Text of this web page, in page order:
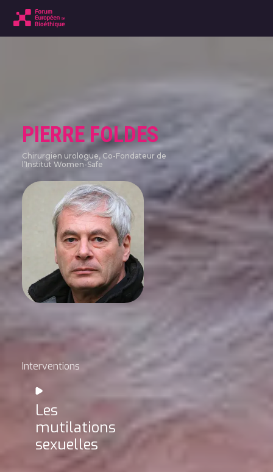
PIERRE FOLDES
Chirurgien urologue, Co-Fondateur de
l’Institut Women-Safe
Interventions
Les
mutilations
sexuelles